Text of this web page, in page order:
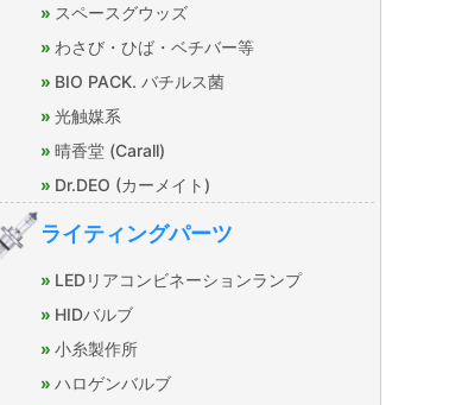
スペースグウッズ
わさび・ひば・ベチバー等
BIO PACK. バチルス菌
光触媒系
晴香堂 (Carall)
Dr.DEO (カーメイト)
ライティングパーツ
LEDリアコンビネーションランプ
HIDバルブ
小糸製作所
ハロゲンバルブ